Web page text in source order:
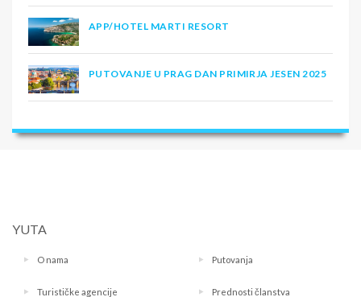
APP/HOTEL MARTI RESORT
PUTOVANJE U PRAG DAN PRIMIRJA JESEN 2025
YUTA
O nama Putovanja
Turističke agencije Prednosti članstva